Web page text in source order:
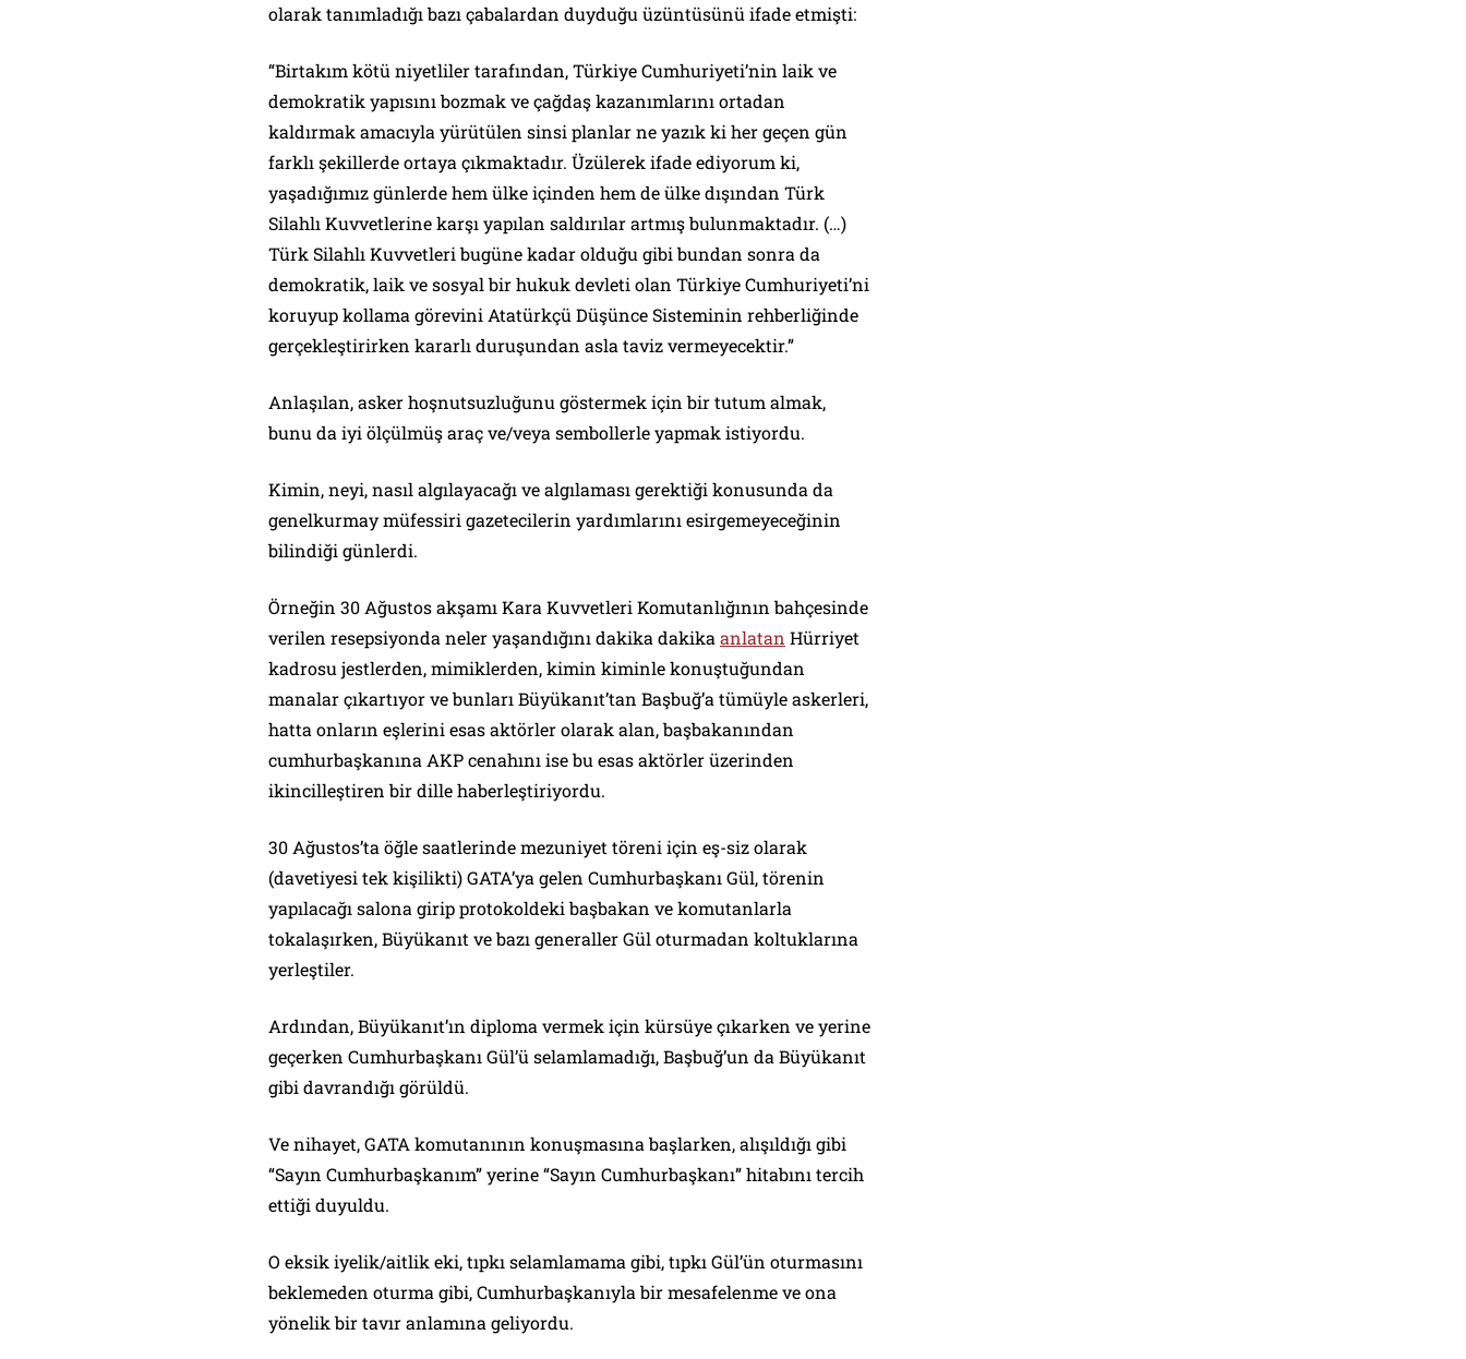
olarak tanımladığı bazı çabalardan duyduğu üzüntüsünü ifade etmişti:
“Birtakım kötü niyetliler tarafından, Türkiye Cumhuriyeti’nin laik ve
demokratik yapısını bozmak ve çağdaş kazanımlarını ortadan
kaldırmak amacıyla yürütülen sinsi planlar ne yazık ki her geçen gün
farklı şekillerde ortaya çıkmaktadır. Üzülerek ifade ediyorum ki,
yaşadığımız günlerde hem ülke içinden hem de ülke dışından Türk
Silahlı Kuvvetlerine karşı yapılan saldırılar artmış bulunmaktadır. (…)
Türk Silahlı Kuvvetleri bugüne kadar olduğu gibi bundan sonra da
demokratik, laik ve sosyal bir hukuk devleti olan Türkiye Cumhuriyeti’ni
koruyup kollama görevini Atatürkçü Düşünce Sisteminin rehberliğinde
gerçekleştirirken kararlı duruşundan asla taviz vermeyecektir.”
Anlaşılan, asker hoşnutsuzluğunu göstermek için bir tutum almak,
bunu da iyi ölçülmüş araç ve/veya sembollerle yapmak istiyordu.
Kimin, neyi, nasıl algılayacağı ve algılaması gerektiği konusunda da
genelkurmay müfessiri gazetecilerin yardımlarını esirgemeyeceğinin
bilindiği günlerdi.
Örneğin 30 Ağustos akşamı Kara Kuvvetleri Komutanlığının bahçesinde
verilen resepsiyonda neler yaşandığını dakika dakika anlatan Hürriyet
kadrosu jestlerden, mimiklerden, kimin kiminle konuştuğundan
manalar çıkartıyor ve bunları Büyükanıt’tan Başbuğ’a tümüyle askerleri,
hatta onların eşlerini esas aktörler olarak alan, başbakanından
cumhurbaşkanına AKP cenahını ise bu esas aktörler üzerinden
ikincilleştiren bir dille haberleştiriyordu.
30 Ağustos’ta öğle saatlerinde mezuniyet töreni için eş-siz olarak
(davetiyesi tek kişilikti) GATA’ya gelen Cumhurbaşkanı Gül, törenin
yapılacağı salona girip protokoldeki başbakan ve komutanlarla
tokalaşırken, Büyükanıt ve bazı generaller Gül oturmadan koltuklarına
yerleştiler.
Ardından, Büyükanıt’ın diploma vermek için kürsüye çıkarken ve yerine
geçerken Cumhurbaşkanı Gül’ü selamlamadığı, Başbuğ’un da Büyükanıt
gibi davrandığı görüldü.
Ve nihayet, GATA komutanının konuşmasına başlarken, alışıldığı gibi
“Sayın Cumhurbaşkanım” yerine “Sayın Cumhurbaşkanı” hitabını tercih
ettiği duyuldu.
O eksik iyelik/aitlik eki, tıpkı selamlamama gibi, tıpkı Gül’ün oturmasını
beklemeden oturma gibi, Cumhurbaşkanıyla bir mesafelenme ve ona
yönelik bir tavır anlamına geliyordu.